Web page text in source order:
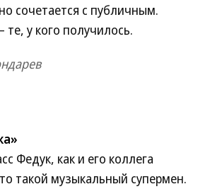
сочетается с публичным.
у кого получилось.
Федук, как и его коллега
такой музыкальный супермен.